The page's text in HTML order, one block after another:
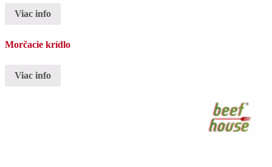
Viac info
Morčacie krídlo
Viac info